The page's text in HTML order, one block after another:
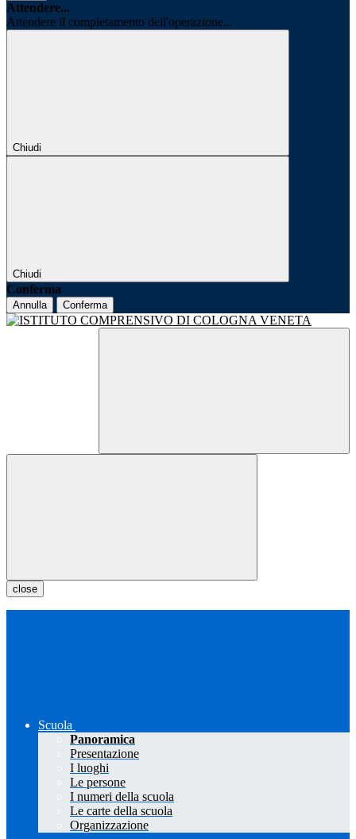
Attendere...
Attendere il completamento dell'operazione...
Chiudi
Chiudi
Conferma
Annulla Conferma
close
Scuola
Panoramica
Presentazione
I luoghi
Le persone
I numeri della scuola
Le carte della scuola
Organizzazione